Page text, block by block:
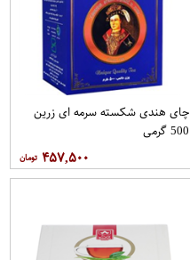
چای هندی شکسته سرمه ای زرین
500 گرمی
۴۵۷,۵۰۰